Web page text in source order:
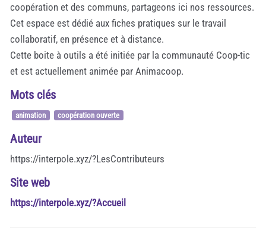
coopération et des communs, partageons ici nos ressources.
Cet espace est dédié aux fiches pratiques sur le travail
collaboratif, en présence et à distance.
Cette boite à outils a été initiée par la communauté Coop-tic
et est actuellement animée par Animacoop.
Mots clés
animation coopération ouverte
Auteur
https://interpole.xyz/?LesContributeurs
Site web
https://interpole.xyz/?Accueil